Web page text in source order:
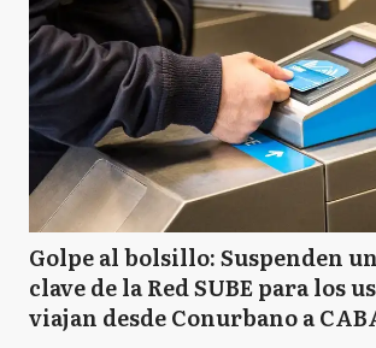
Golpe al bolsillo: Suspenden
clave de la Red SUBE para los
viajan desde Conurbano a